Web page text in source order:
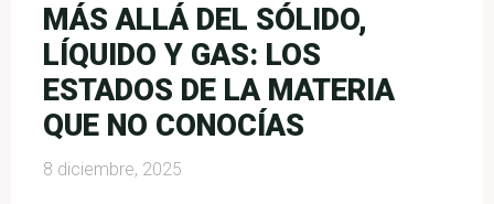
MÁS ALLÁ DEL SÓLIDO,
LÍQUIDO Y GAS: LOS
ESTADOS DE LA MATERIA
QUE NO CONOCÍAS
8 diciembre, 2025